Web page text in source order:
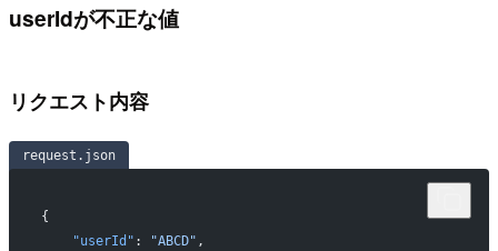
userIdが不正な値
リクエスト内容
request.json
{
    "userId"
: "ABCD" ,